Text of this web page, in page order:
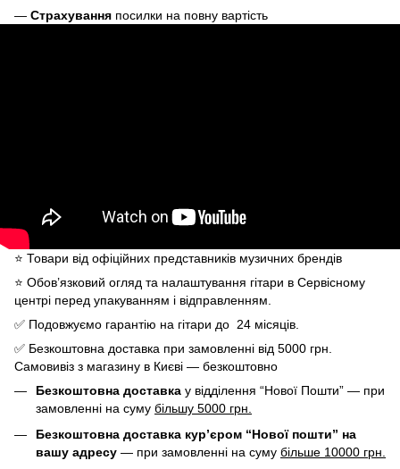
— Страхування посилки на повну вартість
⭐️ Товари від офіційних представників музичних брендів
⭐️ Обов’язковий огляд та налаштування гітари в Сервісному
центрі перед упакуванням і відправленням.
✅ Подовжуємо гарантію на гітари до 24 місяців.
✅ Безкоштовна доставка при замовленні від 5000 грн.
Самовивіз з магазину в Києві — безкоштовно
Безкоштовна доставка у відділення “Нової Пошти” — при
замовленні на суму більшу 5000 грн.
Безкоштовна доставка кур’єром “Нової пошти” на
вашу адресу — при замовленні на суму більше 10000 грн.